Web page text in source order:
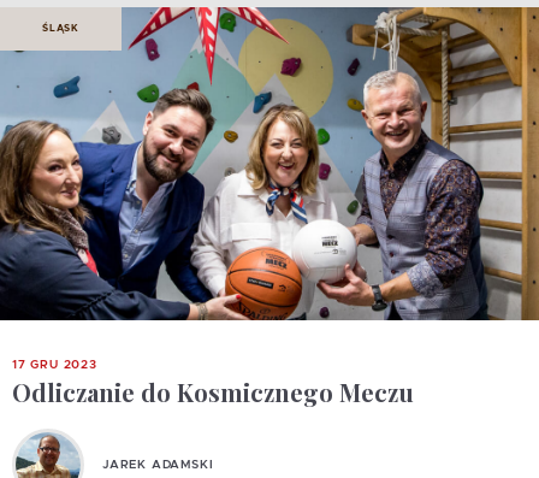
ŚLĄSK
17 GRU 2023
Odliczanie do Kosmicznego Meczu
JAREK ADAMSKI